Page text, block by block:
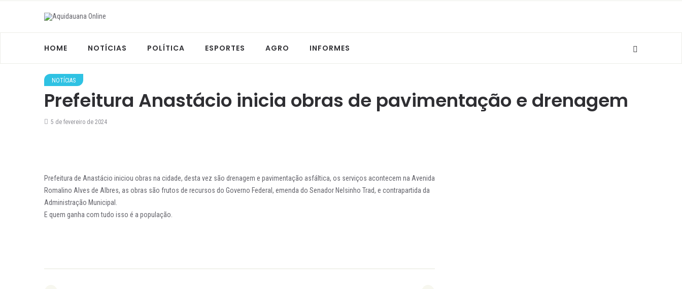
HOME NOTÍCIAS POLÍTICA ESPORTES AGRO INFORMES
NOTÍCIAS
Prefeitura Anastácio inicia obras de pavimentação e drenagem
5 de fevereiro de 2024
Prefeitura de Anastácio iniciou obras na cidade, desta vez são drenagem e pavimentação asfáltica, os serviços acontecem na Avenida
Romalino Alves de Albres, as obras são frutos de recursos do Governo Federal, emenda do Senador Nelsinho Trad, e contrapartida da
Administração Municipal.
E quem ganha com tudo isso é a população.